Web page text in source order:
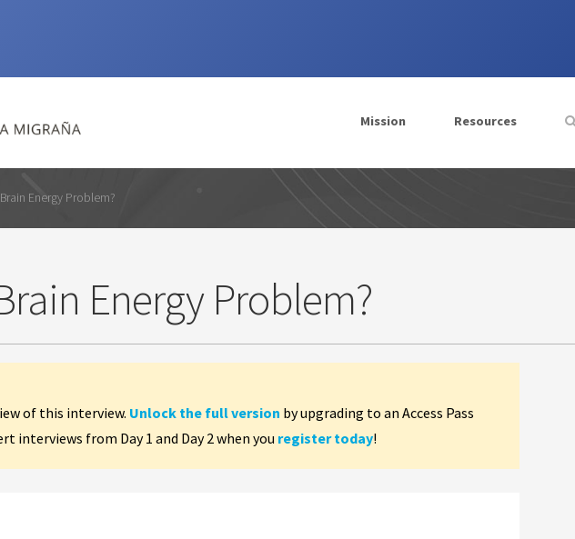
Mission Resources
Energy Problem?
Energy Problem?
of this interview. Unlock the full version by upgrading to an Access Pass
interviews from Day 1 and Day 2 when you register today!